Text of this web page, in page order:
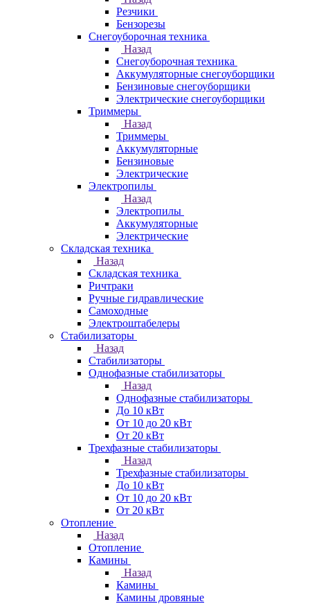
Резчики
Бензорезы
Снегоуборочная техника
Назад
Снегоуборочная техника
Аккумуляторные снегоуборщики
Бензиновые снегоуборщики
Электрические снегоуборщики
Триммеры
Назад
Триммеры
Аккумуляторные
Бензиновые
Электрические
Электропилы
Назад
Электропилы
Аккумуляторные
Электрические
Складская техника
Назад
Складская техника
Ричтраки
Ручные гидравлические
Самоходные
Электроштабелеры
Стабилизаторы
Назад
Стабилизаторы
Однофазные стабилизаторы
Назад
Однофазные стабилизаторы
До 10 кВт
От 10 до 20 кВт
От 20 кВт
Трехфазные стабилизаторы
Назад
Трехфазные стабилизаторы
До 10 кВт
От 10 до 20 кВт
От 20 кВт
Отопление
Назад
Отопление
Камины
Назад
Камины
Камины дровяные